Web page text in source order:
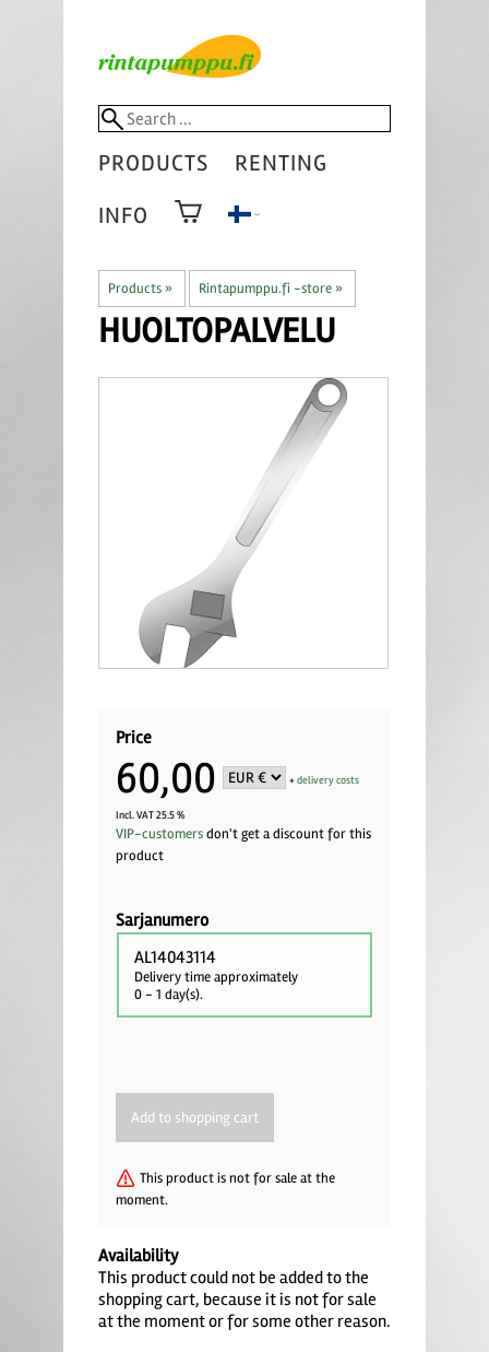
PRODUCTS
RENTING
INFO
Products ‪» Rintapumppu.fi -store ‪»
HUOLTOPALVELU
Price
60,00 +delivery costs
Incl. VAT 25.5 %
VIP-customersdon't get a discount for this
product
Sarjanumero
AL14043114
Delivery time approximately
0 - 1 day(s).
This product is not for sale at the
moment.
Availability
This product could not be added to the
shopping cart, because it is not for sale
at the moment or for some other reason.